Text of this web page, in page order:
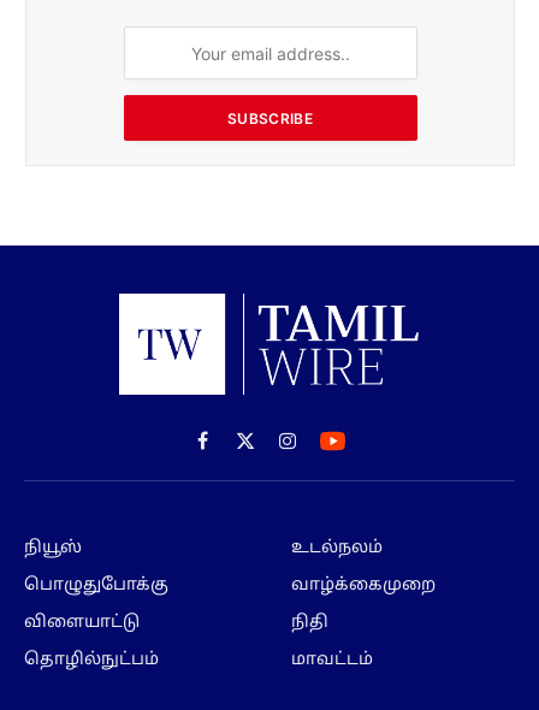
SUBSCRIBE
Facebook
X
(Twitter)
Instagram
நியூஸ்
பொழுதுபோக்கு
விளையாட்டு
தொழில்நுட்பம்
உடல்நலம்
வாழ்க்கைமுறை
நிதி
மாவட்டம்